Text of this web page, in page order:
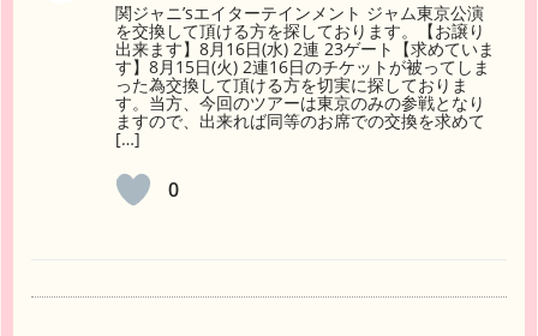
関ジャニ’sエイターテインメント ジャム東京公演
を交換して頂ける方を探しております。【お譲り
出来ます】8月16日(水) 2連 23ゲート【求めていま
す】8月15日(火) 2連16日のチケットが被ってしま
った為交換して頂ける方を切実に探しておりま
す。当方、今回のツアーは東京のみの参戦となり
ますので、出来れば同等のお席での交換を求めて
[…]
0